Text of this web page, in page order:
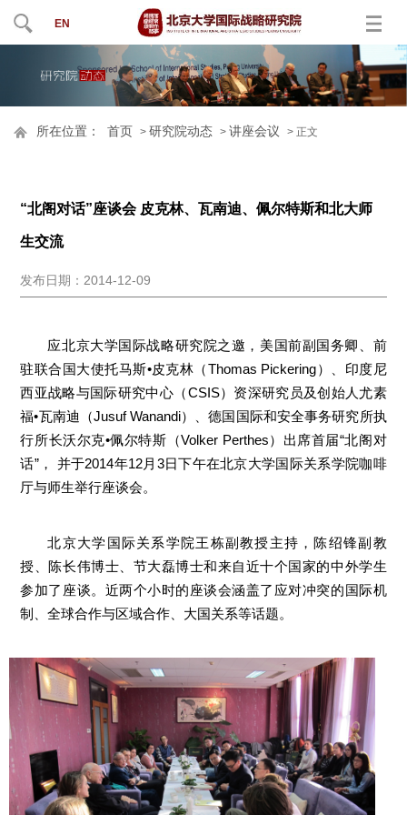
EN
所在位置： 首页 >研究院动态 >讲座会议 > 正文
“北阁对话”座谈会 皮克林、瓦南迪、佩尔特斯和北大师
生交流
发布日期：2014-12-09
应北京大学国际战略研究院之邀，美国前副国务卿、前
驻联合国大使托马斯•皮克林（Thomas Pickering）、印度尼
西亚战略与国际研究中心（CSIS）资深研究员及创始人尤素
福•瓦南迪（Jusuf Wanandi）、德国国际和安全事务研究所执
行所长沃尔克•佩尔特斯（Volker Perthes）出席首届“北阁对
话”， 并于2014年12月3日下午在北京大学国际关系学院咖啡
厅与师生举行座谈会。
北京大学国际关系学院王栋副教授主持，陈绍锋副教
授、陈长伟博士、节大磊博士和来自近十个国家的中外学生
参加了座谈。近两个小时的座谈会涵盖了应对冲突的国际机
制、全球合作与区域合作、大国关系等话题。